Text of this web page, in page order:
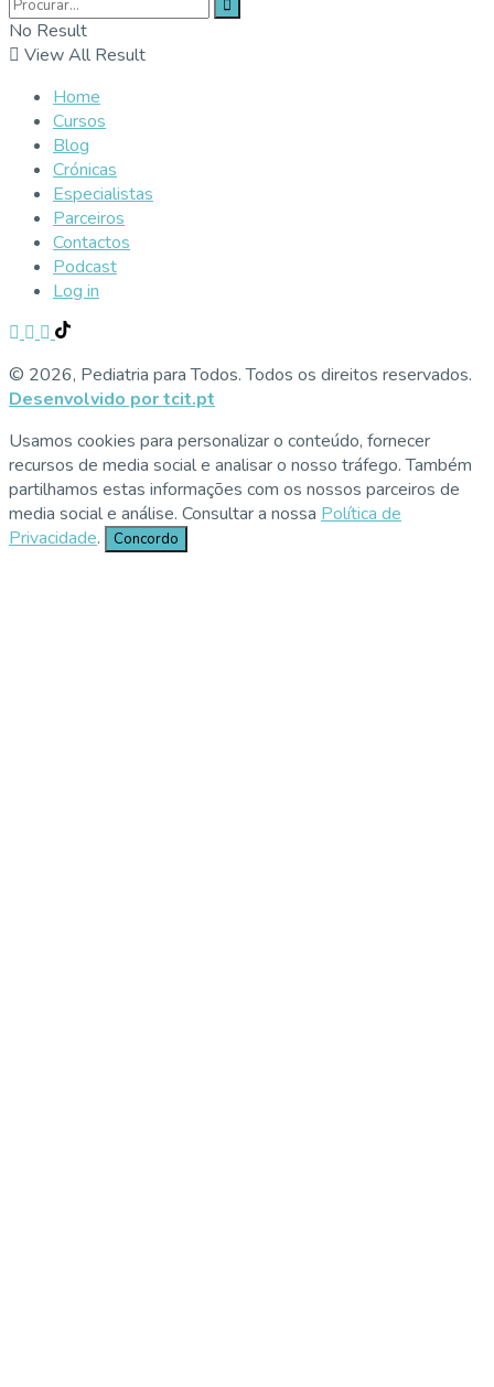
No Result
View All Result
Home
Cursos
Blog
Crónicas
Especialistas
Parceiros
Contactos
Podcast
Log in
© 2026, Pediatria para Todos. Todos os direitos reservados.
Desenvolvido por tcit.pt
Usamos cookies para personalizar o conteúdo, fornecer
recursos de media social e analisar o nosso tráfego. Também
partilhamos estas informações com os nossos parceiros de
media social e análise. Consultar a nossa Política de
Privacidade. Concordo